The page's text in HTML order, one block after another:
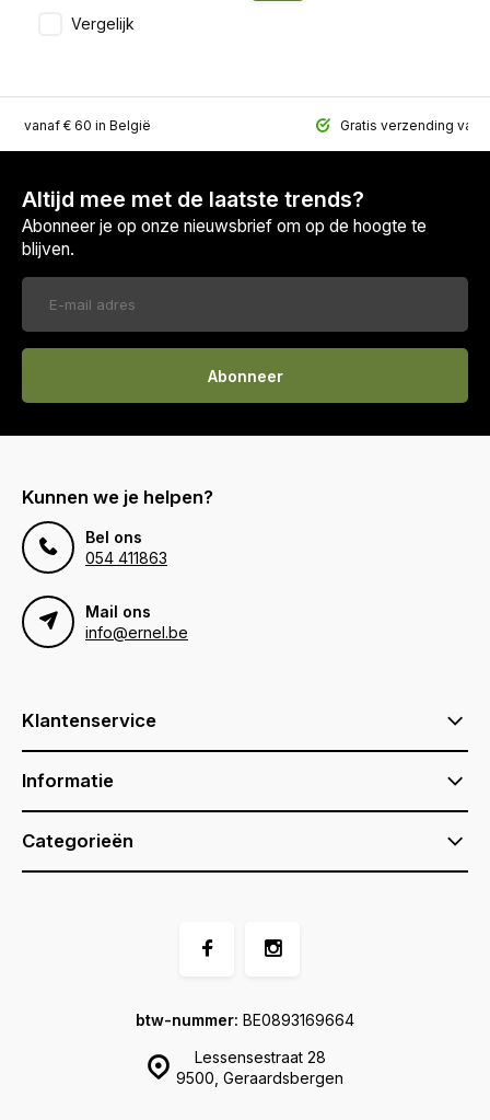
Vergelijk
vanaf € 60 in België Gratis verzending
Altijd mee met de laatste trends?
Abonneer je op onze nieuwsbrief om op de hoogte te
blijven.
Abonneer
Kunnen we je helpen?
Bel ons
054 411863
Mail ons
info@ernel.be
Klantenservice
Informatie
Categorieën
Lessensestraat 28
9500, Geraardsbergen
btw-nummer: BE0893169664